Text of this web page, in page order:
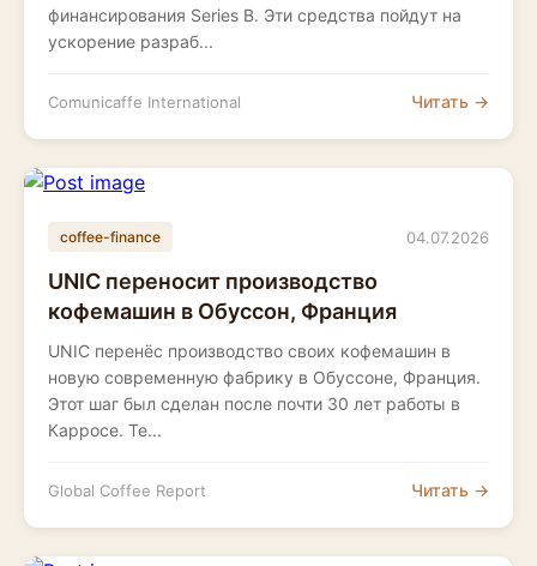
финансирования Series B. Эти средства пойдут на
ускорение разраб...
Comunicaffe International Читать →
coffee-finance 04.07.2026
UNIC переносит производство
кофемашин в Обуссон, Франция
UNIC перенёс производство своих кофемашин в
новую современную фабрику в Обуссоне, Франция.
Этот шаг был сделан после почти 30 лет работы в
Карросе. Те...
Global Coffee Report Читать →